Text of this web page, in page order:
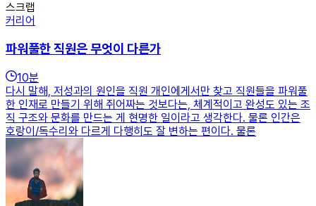
스크랩
커리어
파워풀한 직원은 무엇이 다른가
10분
다시 말해, 저성과의 원인을 직원 개인에게서만 찾고 직원들을 파워풀
한 인재로 만들기 위해 쥐어짜는 것보다는, 체계적이고 완성도 있는 조
직 구조와 문화를 만드는 게 현명한 일이라고 생각한다. 물론 인간은
호랑이/독수리와 다르게 다행히도 잘 변하는 편이다. 물론